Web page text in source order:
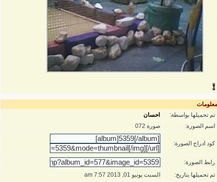
معلومات
تم تحميلها بواسطة:
احسان
اسم الصورة:
صورة 072
كود ادراج الصورة:
رابط الصورة:
تم تحميلها بتاريخ:
السبت يونيو 01, 2013 7:57 am